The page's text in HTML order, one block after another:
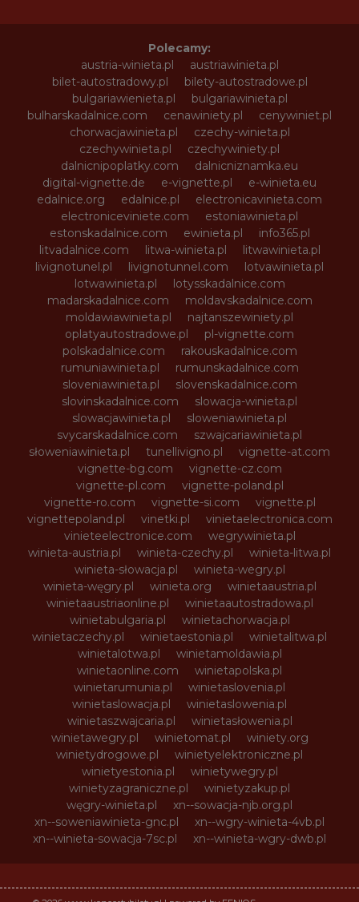
Polecamy:
austria-winieta.pl
austriawinieta.pl
bilet-autostradowy.pl
bilety-autostradowe.pl
bulgariawienieta.pl
bulgariawinieta.pl
bulharskadalnice.com
cenawiniety.pl
cenywiniet.pl
chorwacjawinieta.pl
czechy-winieta.pl
czechywinieta.pl
czechywiniety.pl
dalnicnipoplatky.com
dalnicniznamka.eu
digital-vignette.de
e-vignette.pl
e-winieta.eu
edalnice.org
edalnice.pl
electronicavinieta.com
electroniceviniete.com
estoniawinieta.pl
estonskadalnice.com
ewinieta.pl
info365.pl
litvadalnice.com
litwa-winieta.pl
litwawinieta.pl
livignotunel.pl
livignotunnel.com
lotvawinieta.pl
lotwawinieta.pl
lotysskadalnice.com
madarskadalnice.com
moldavskadalnice.com
moldawiawinieta.pl
najtanszewiniety.pl
oplatyautostradowe.pl
pl-vignette.com
polskadalnice.com
rakouskadalnice.com
rumuniawinieta.pl
rumunskadalnice.com
sloveniawinieta.pl
slovenskadalnice.com
slovinskadalnice.com
slowacja-winieta.pl
slowacjawinieta.pl
sloweniawinieta.pl
svycarskadalnice.com
szwajcariawinieta.pl
słoweniawinieta.pl
tunellivigno.pl
vignette-at.com
vignette-bg.com
vignette-cz.com
vignette-pl.com
vignette-poland.pl
vignette-ro.com
vignette-si.com
vignette.pl
vignettepoland.pl
vinetki.pl
vinietaelectronica.com
vinieteelectronice.com
wegrywinieta.pl
winieta-austria.pl
winieta-czechy.pl
winieta-litwa.pl
winieta-słowacja.pl
winieta-wegry.pl
winieta-węgry.pl
winieta.org
winietaaustria.pl
winietaaustriaonline.pl
winietaautostradowa.pl
winietabulgaria.pl
winietachorwacja.pl
winietaczechy.pl
winietaestonia.pl
winietalitwa.pl
winietalotwa.pl
winietamoldawia.pl
winietaonline.com
winietapolska.pl
winietarumunia.pl
winietaslovenia.pl
winietaslowacja.pl
winietaslowenia.pl
winietaszwajcaria.pl
winietasłowenia.pl
winietawegry.pl
winietomat.pl
winiety.org
winietydrogowe.pl
winietyelektroniczne.pl
winietyestonia.pl
winietywegry.pl
winietyzagraniczne.pl
winietyzakup.pl
węgry-winieta.pl
xn--sowacja-njb.org.pl
xn--soweniawinieta-gnc.pl
xn--wgry-winieta-4vb.pl
xn--winieta-sowacja-7sc.pl
xn--winieta-wgry-dwb.pl